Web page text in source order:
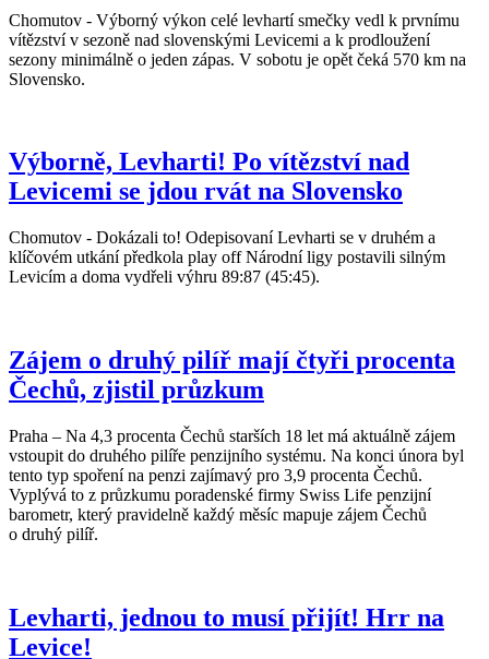
Chomutov - Výborný výkon celé levhartí smečky vedl k prvnímu
vítězství v sezoně nad slovenskými Levicemi a k prodloužení
sezony minimálně o jeden zápas. V sobotu je opět čeká 570 km na
Slovensko.
Výborně, Levharti! Po vítězství nad
Levicemi se jdou rvát na Slovensko
Chomutov - Dokázali to! Odepisovaní Levharti se v druhém a
klíčovém utkání předkola play off Národní ligy postavili silným
Levicím a doma vydřeli výhru 89:87 (45:45).
Zájem o druhý pilíř mají čtyři procenta
Čechů, zjistil průzkum
Praha – Na 4,3 procenta Čechů starších 18 let má aktuálně zájem
vstoupit do druhého pilíře penzijního systému. Na konci února byl
tento typ spoření na penzi zajímavý pro 3,9 procenta Čechů.
Vyplývá to z průzkumu poradenské firmy Swiss Life penzijní
barometr, který pravidelně každý měsíc mapuje zájem Čechů
o druhý pilíř.
Levharti, jednou to musí přijít! Hrr na
Levice!